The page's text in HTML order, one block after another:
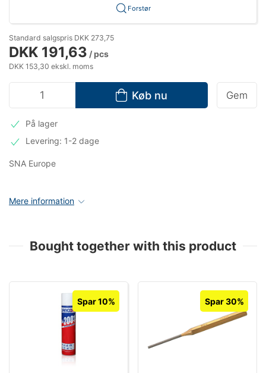
Forstør
Standard salgspris DKK 273,75
DKK 191,63 / pcs
DKK 153,30 ekskl. moms
Køb nu Gem
På lager
Levering: 1-2 dage
SNA Europe
Mere information
Bought together with this product
Spar 10% Spar 30%